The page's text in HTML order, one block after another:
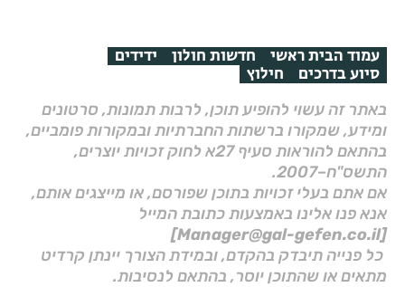
עמוד הבית ראשי חדשות חולון ידידים
סיוע בדרכים חילוץ
באתר זה עשוי להופיע תוכן, לרבות תמונות, סרטונים
ומידע, שמקורו ברשתות החברתיות ובמקורות פומביים,
בהתאם להוראות סעיף 27א לחוק זכויות יוצרים,
התשס"ח–2007.
אם אתם בעלי זכויות בתוכן שפורסם, או מייצגים אותם,
אנא פנו אלינו באמצעות כתובת המייל
[Manager@gal-gefen.co.il]
כל פנייה תיבדק בהקדם, ובמידת הצורך יינתן קרדיט
מתאים או שהתוכן יוסר, בהתאם לנסיבות.